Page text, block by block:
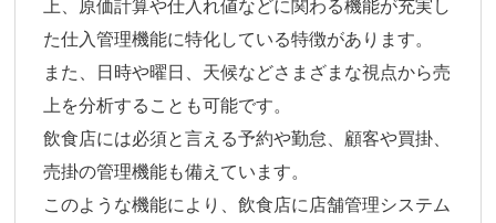
上、原価計算や仕入れ値などに関わる機能が充実し
た仕入管理機能に特化している特徴があります。
また、日時や曜日、天候などさまざまな視点から売
上を分析することも可能です。
飲食店には必須と言える予約や勤怠、顧客や買掛、
売掛の管理機能も備えています。
このような機能により、飲食店に店舗管理システム